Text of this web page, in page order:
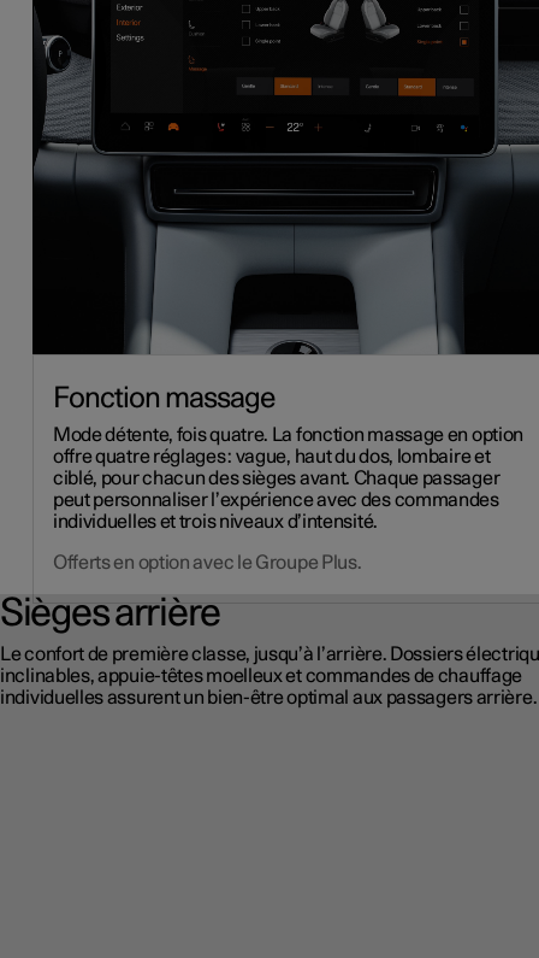
Fonction massage
Mode détente, fois quatre. La fonction massage en option
offre quatre réglages : vague, haut du dos, lombaire et
ciblé, pour chacun des sièges avant. Chaque passager
peut personnaliser l’expérience avec des commandes
individuelles et trois niveaux d’intensité.
Offerts en option avec le Groupe Plus.
Sièges arrière
Le confort de première classe, jusqu’à l’arrière. Dossiers
inclinables, appuie-têtes moelleux et commandes de chauffage
individuelles assurent un bien-être optimal aux passagers arrière.